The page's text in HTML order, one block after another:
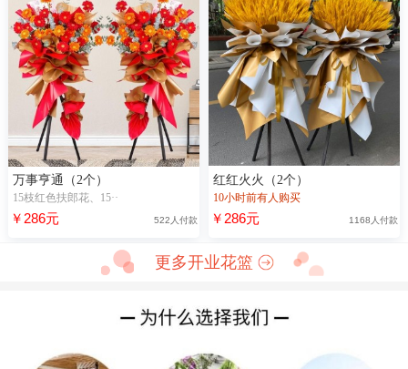
万事亨通（2个）
15枝红色扶郎花、15··
￥286元 522人付款
红红火火（2个）
10小时前有人购买
￥286元 1168人付款
更多开业花篮